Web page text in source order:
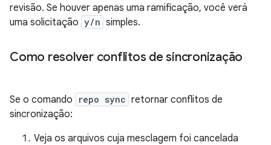
revisão. Se houver apenas uma ramificação, você verá
uma solicitação y/n simples.
Como resolver conflitos de sincronização
Se o comando repo sync retornar conflitos de
sincronização:
Veja os arquivos cuja mesclagem foi cancelada